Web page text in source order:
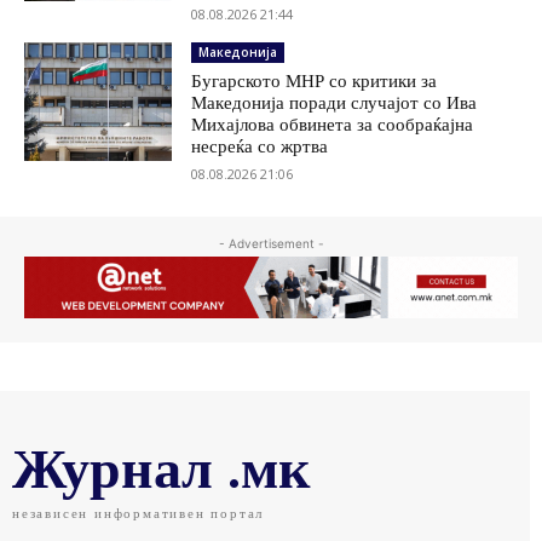
08.08.2026 21:44
Македонија
Бугарското МНР со критики за
Македонија поради случајот со Ива
Михајлова обвинета за сообраќајна
несреќа со жртва
08.08.2026 21:06
- Advertisement -
Журнал .мк
независен информативен портал